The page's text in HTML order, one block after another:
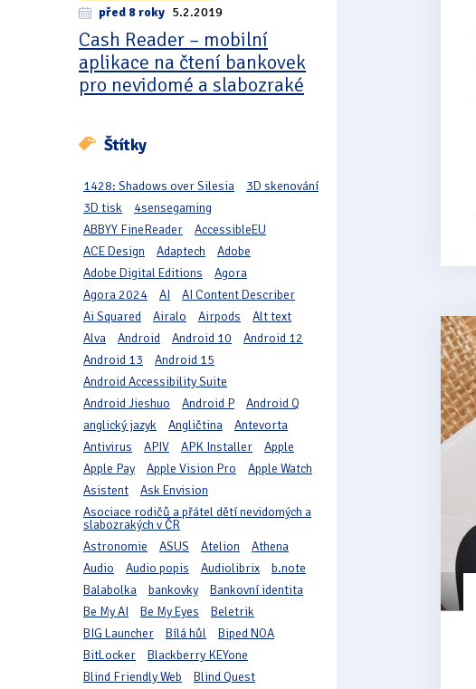
před 8 roky 5.2.2019
Cash Reader – mobilní
aplikace na čtení bankovek
pro nevidomé a slabozraké
Štítky
1428: Shadows over Silesia
3D skenování
3D tisk
4sensegaming
ABBYY FineReader
AccessibleEU
ACE Design
Adaptech
Adobe
Adobe Digital Editions
Agora
Agora 2024
AI
AI Content Describer
Ai Squared
Airalo Airpods
Alt text
Alva
Android Android 10
Android 12
Android 13
Android 15
Android Accessibility Suite
Android Jieshuo
Android P
Android Q
anglický jazyk
Angličtina
Antevorta
Antivirus
APIV APK Installer
Apple
Apple Pay
Apple Vision Pro
Apple Watch
Asistent
Ask Envision
Asociace rodičů a přátel dětí nevidomých a
slabozrakých v ČR
Astronomie
ASUS Atelion
Athena
Audio
Audio popis Audiolibrix
b.note
Balabolka
bankovky
Bankovní identita
Be My AI
Be My Eyes
Beletrik
BIG Launcher
Bílá hůl
Biped NOA
BitLocker
Blackberry KEYone
Blind Friendly Web
Blind Quest